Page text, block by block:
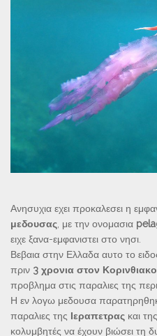
Ανησυχια εχει προκαλεσει η
μεδουσας , με την ονομασια
ειχε ξανα-εμφανιστει στο νησι.
Βεβαια στην Ελλαδα αυτο το
πριν 3 χρονια στον
προβλημα στις παραλιες της
Η εν λογω μεδουσα
παραλιες της Ιεραπετρας και της
κολυμβητές να έχουν βιώσει τη